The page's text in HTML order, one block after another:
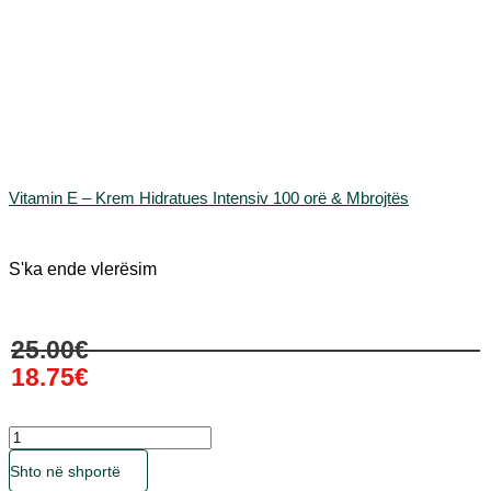
Vitamin E – Krem Hidratues Intensiv 100 orë & Mbrojtës
S'ka ende vlerësim
25.00€
Çmimi
origjinal
qe:
18.75€
Çmimi
i
tanishëm
Sasia
Shto në shportë
Ky